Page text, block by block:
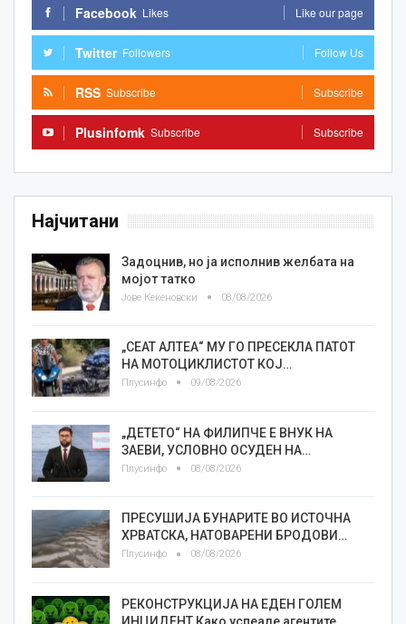
Facebook Likes Like our page
Twitter Followers Follow Us
RSS Subscribe Subscribe
Plusinfomk Subscribe Subscribe
Најчитани
Задоцнив, но ја исполнив желбата на
мојот татко
Јове Кекеновски 08/08/2026
„СЕАТ АЛТЕА“ МУ ГО ПРЕСЕКЛА ПАТОТ
НА МОТОЦИКЛИСТОТ КОЈ…
Плусинфо 09/08/2026
„ДЕТЕТО“ НА ФИЛИПЧЕ Е ВНУК НА
ЗАЕВИ, УСЛОВНО ОСУДЕН НА…
Плусинфо 08/08/2026
ПРЕСУШИЈА БУНАРИТЕ ВО ИСТОЧНА
ХРВАТСКА, НАТОВАРЕНИ БРОДОВИ…
Плусинфо 08/08/2026
РЕКОНСТРУКЦИЈА НА ЕДЕН ГОЛЕМ